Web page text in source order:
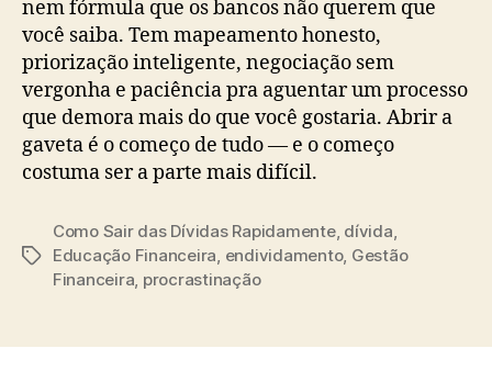
nem fórmula que os bancos não querem que
você saiba. Tem mapeamento honesto,
priorização inteligente, negociação sem
vergonha e paciência pra aguentar um processo
que demora mais do que você gostaria. Abrir a
gaveta é o começo de tudo — e o começo
costuma ser a parte mais difícil.
Tags
Como Sair das Dívidas Rapidamente, dívida,
Educação Financeira, endividamento, Gestão
Financeira, procrastinação